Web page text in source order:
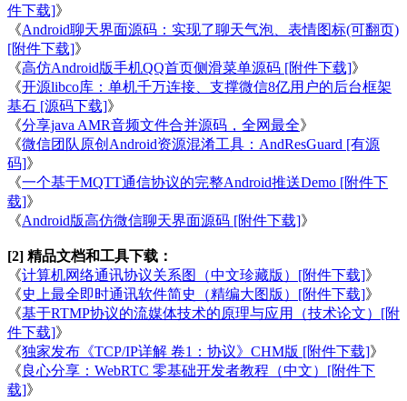
件下载]》
《Android聊天界面源码：实现了聊天气泡、表情图标(可翻页)
[附件下载]》
《高仿Android版手机QQ首页侧滑菜单源码 [附件下载]》
《开源libco库：单机千万连接、支撑微信8亿用户的后台框架
基石 [源码下载]》
《分享java AMR音频文件合并源码，全网最全》
《微信团队原创Android资源混淆工具：AndResGuard [有源
码]》
《一个基于MQTT通信协议的完整Android推送Demo [附件下
载]》
《Android版高仿微信聊天界面源码 [附件下载]》
[2] 精品文档和工具下载：
《计算机网络通讯协议关系图（中文珍藏版）[附件下载]》
《史上最全即时通讯软件简史（精编大图版）[附件下载]》
《基于RTMP协议的流媒体技术的原理与应用（技术论文）[附
件下载]》
《独家发布《TCP/IP详解 卷1：协议》CHM版 [附件下载]》
《良心分享：WebRTC 零基础开发者教程（中文）[附件下
载]》